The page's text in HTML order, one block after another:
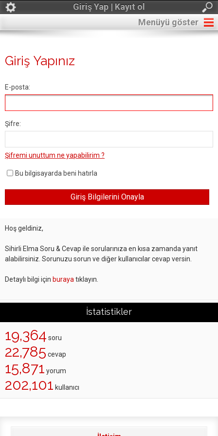
Giriş Yap | Kayıt ol
Menüyü göster
Giriş Yapınız
E-posta:
Şifre:
Şifremi unuttum ne yapabilirim ?
Bu bilgisayarda beni hatırla
Hoş geldiniz,
Sihirli Elma Soru & Cevap ile sorularınıza en kısa zamanda yanıt
alabilirsiniz. Sorunuzu sorun ve diğer kullanıcılar cevap versin.
Detaylı bilgi için buraya tıklayın.
İstatistikler
19,364 soru
22,785 cevap
15,871 yorum
202,101 kullanıcı